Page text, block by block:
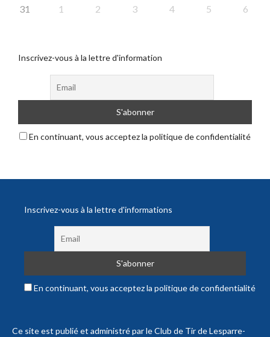
31 1 2 3 4 5 6
Inscrivez-vous à la lettre d'information
En continuant, vous acceptez la politique de confidentialité
Inscrivez-vous à la lettre d'informations
En continuant, vous acceptez la politique de confidentialité
Ce site est publié et administré par le Club de Tir de Lesparre-